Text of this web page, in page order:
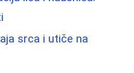
srca i utiče na